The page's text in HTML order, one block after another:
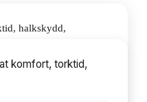
halkskydd,
komfort, torktid,